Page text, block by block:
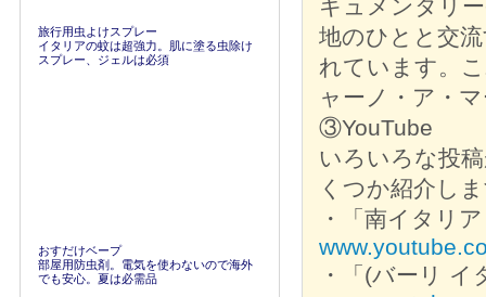
キュメンタリ
地のひとと交
れています。
ャーノ・ア・
③YouTube
いろいろな投
くつか紹介し
・「南イタリ
・「(バーリ イ
旅行用虫よけスプレー
イタリアの蚊は超強力。肌に塗る虫除け
スプレー、ジェルは必須
おすだけベープ
部屋用防虫剤。電気を使わないので海外
でも安心。夏は必需品